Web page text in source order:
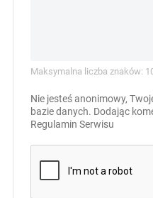
Maksymalna liczba znaków:
Nie jesteś anonimowy,
bazie danych. Dodając
Regulamin Serwisu